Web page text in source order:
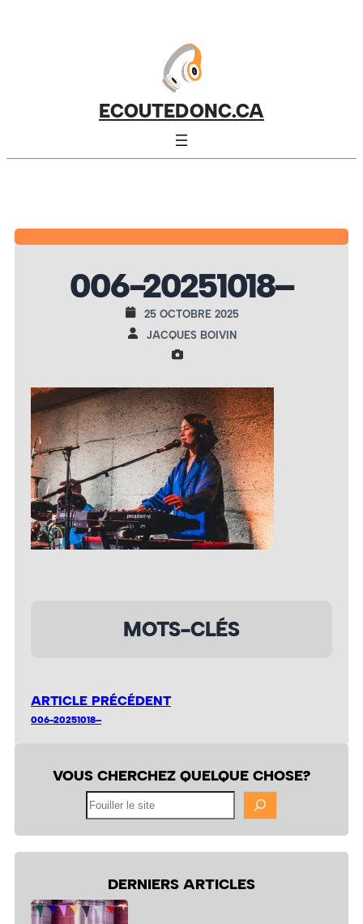
ECOUTEDONC.CA
006-20251018–
25 OCTOBRE 2025
JACQUES BOIVIN
MOTS-CLÉS
ARTICLE PRÉCÉDENT
006-20251018–
VOUS CHERCHEZ QUELQUE CHOSE?
DERNIERS ARTICLES